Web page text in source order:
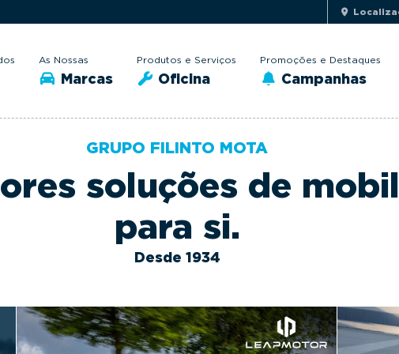
As Nossas
Marcas
Produtos e Serviços
Oficina
Promoções e Destaques
Campanhas
GRUPO FILINTO MOTA
soluções de
para si.
Desde 1934